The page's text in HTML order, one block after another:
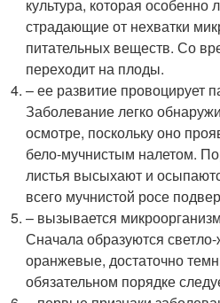
культура, которая
страдающие от нехватки
питательных веществ. Со
переходит на плоды.
– ее развитие провоцирует
Заболевание легко
осмотре, поскольку оно
бело-мучнистым налетом.
листья высыхают и
всего мучнистой росе
– вызывается
Сначала образуются
оранжевые, достаточно
обязательном порядке